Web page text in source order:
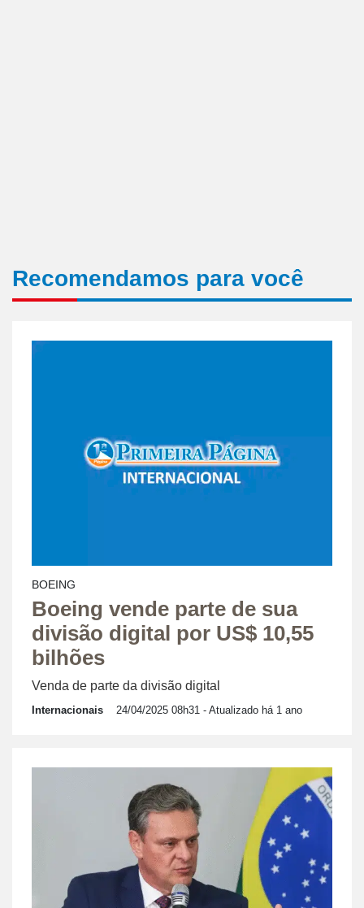
Recomendamos para você
BOEING
Boeing vende parte de sua
divisão digital por US$ 10,55
bilhões
Venda de parte da divisão digital
Internacionais 24/04/2025 08h31 - Atualizado há 1 ano